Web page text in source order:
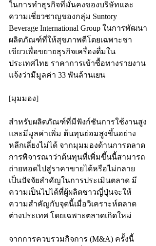
ในการทำธุรกิจที่มั่นคงของบริษัทและ
ความเชี่ยวชาญของกลุ่ม Suntory
Beverage International Group ในการพัฒนา
ผลิตภัณฑ์ที่ให้สุขภาพดีโดยเฉพาะชา
เขียวเพื่อขยายธุรกิจเครื่องดื่มใน
ประเทศไทย ราคาการเข้าซื้อทางรายงาน
แจ้งว่ามีมูลค่า 33 พันล้านเยน
[มุมมอง]
สำหรับผลิตภัณฑ์ที่มีฟังก์ชันการใช้งานสูง
และมีมูลค่าเพิ่ม ต้นทุนย่อมสูงขึ้นอย่าง
หลีกเลี่ยงไม่ได้ จากมุมมองด้านการตลาด
การพิจารณาว่าต้นทุนที่เพิ่มขึ้นนี้สามารถ
ถ่ายทอดไปสู่ราคาขายได้หรือไม่กลาย
เป็นปัจจัยสำคัญในการประเมินตลาด มี
ความเป็นไปได้ที่ผู้ผลิตชาวญี่ปุ่นจะให้
ความสำคัญกับจุดนี้เมื่อวิเคราะห์ตลาด
ต่างประเทศ โดยเฉพาะตลาดเกิดใหม่
จากการควบรวมกิจการ (M&A) ครั้งนี้